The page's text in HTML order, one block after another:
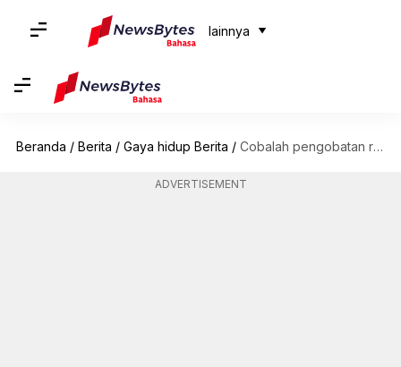
lainnya
Beranda / Berita / Gaya hidup Berita / Cobalah pengobatan rumah alami ini untuk sakit leher
ADVERTISEMENT